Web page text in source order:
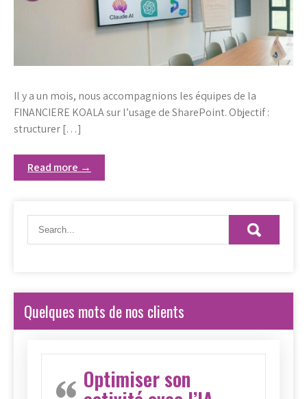
Il y a un mois, nous accompagnions les équipes de la
FINANCIERE KOALA sur l’usage de SharePoint. Objectif :
structurer […]
Read more →
Quelques mots de nos clients
Optimiser son